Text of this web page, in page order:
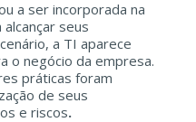
a ser incorporada na
seus
a TI aparece
o negócio da empresa.
práticas foram
de seus
e riscos.